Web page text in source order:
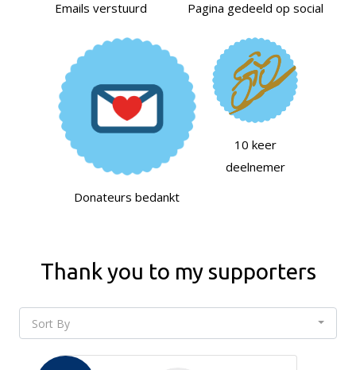
Emails verstuurd Pagina gedeeld op social
Donateurs bedankt
10 keer
deelnemer
Thank you to my supporters
Sort By